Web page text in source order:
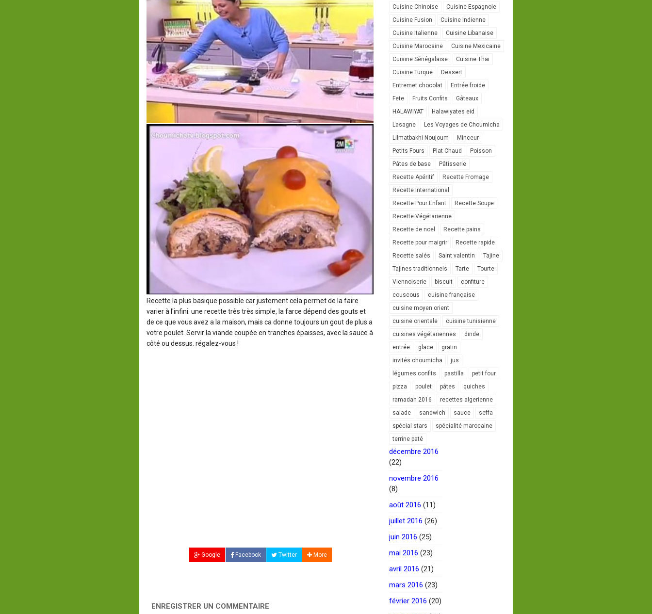
Recette la plus basique possible car justement cela permet de la faire
varier à l'infini. une recette très très simple, la farce dépend des gouts et
de ce que vous avez a la maison, mais ca donne toujours un gout de plus a
votre poulet. Servir la viande coupée en tranches épaisses, avec la sauce à
côté ou dessus. régalez-vous !
Google Facebook Twitter More
ENREGISTRER UN COMMENTAIRE
Cuisine Chinoise
Cuisine Espagnole
Cuisine Fusion
Cuisine Indienne
Cuisine Italienne
Cuisine Libanaise
Cuisine Marocaine
Cuisine Mexicaine
Cuisine Sénégalaise
Cuisine Thai
Cuisine Turque
Dessert
Entremet chocolat
Entrée froide
Fete
Fruits Confits
Gâteaux
HALAWIYAT
Halawiyates eid
Lasagne
Les Voyages de Choumicha
Lilmatbakhi Noujoum
Minceur
Petits Fours
Plat Chaud
Poisson
Pâtes de base
Pâtisserie
Recette Apéritif
Recette Fromage
Recette International
Recette Pour Enfant
Recette Soupe
Recette Végétarienne
Recette de noel
Recette pains
Recette pour maigrir
Recette rapide
Recette salés
Saint valentin
Tajine
Tajines traditionnels
Tarte
Tourte
Viennoiserie
biscuit
confiture
couscous
cuisine française
cuisine moyen orient
cuisine orientale
cuisine tunisienne
cuisines végétariennes
dinde
entrée
glace
gratin
invités choumicha
jus
légumes confits
pastilla
petit four
pizza
poulet pâtes
quiches
ramadan 2016
recettes algerienne
salade
sandwich sauce
seffa
spécial stars
spécialité marocaine
terrine paté
décembre 2016
(22)
novembre 2016
(8)
août 2016 (11)
juillet 2016 (26)
juin 2016 (25)
mai 2016 (23)
avril 2016 (21)
mars 2016 (23)
février 2016 (20)